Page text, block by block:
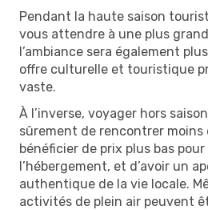
Pendant la haute saison
vous attendre à une plus
l’ambiance sera également
offre culturelle et touristique
vaste.
À l’inverse, voyager hors
sûrement de rencontrer moins
bénéficier de prix plus bas
l’hébergement, et d’avoir un
authentique de la vie locale.
activités de plein air peuvent